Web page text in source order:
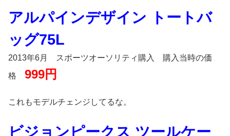
アルパインデザイン トートバ
ッグ75L
2013年6月 スポーツオーソリティ購入 購入当時の価
格 999円
これもモデルチェンジしてるな。
ビジョンピークス ツールケー